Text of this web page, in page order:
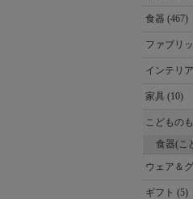
食器 (467)
ファブリ
インテリ
家具 (10)
こどもの
食器(こ
ウェア＆
ギフト (5)